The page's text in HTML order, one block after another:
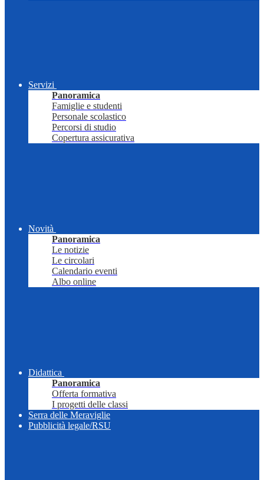
Servizi
Panoramica
Famiglie e studenti
Personale scolastico
Percorsi di studio
Copertura assicurativa
Novità
Panoramica
Le notizie
Le circolari
Calendario eventi
Albo online
Didattica
Panoramica
Offerta formativa
I progetti delle classi
Serra delle Meraviglie
Pubblicità legale/RSU